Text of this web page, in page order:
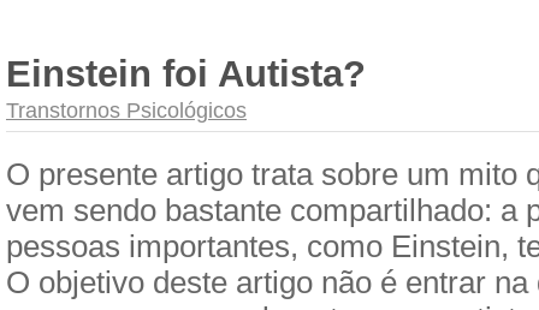
Einstein foi Autista?
Transtornos Psicológicos
O presente artigo trata sobre um mito
vem sendo bastante compartilhado: a
pessoas importantes, como Einstein,
O objetivo deste artigo não é entrar